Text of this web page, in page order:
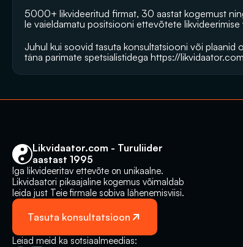
5000+ likvideeritud firmat, 30 aastat kogemust
le vaieldamatu positsiooni ettevõtete likvideerimise
Juhul kui soovid tasuta konsultatsiooni või plaanid
täna parimate spetsialistidega https://
Likvidaator.com - Turuliider
aastast 1995
Iga likvideeritav ettevõte on unikaalne.
Likvidaatori pikaajaline kogemus võimaldab
leida just Teie firmale sobiva lähenemisviisi.
Tasuta konsultatsioon
Leiad meid ka sotsiaalmeedias: